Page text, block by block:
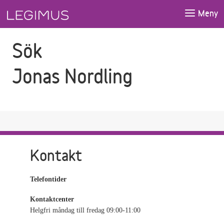
Meny
Sök
Jonas Nordling
Kontakt
Telefontider
Kontaktcenter
Helgfri måndag till fredag 09:00-11:00